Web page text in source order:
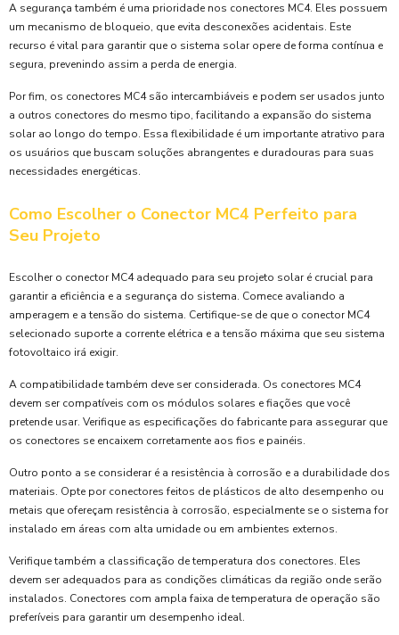
A segurança também é uma prioridade nos conectores MC4. Eles possuem
um mecanismo de bloqueio, que evita desconexões acidentais. Este
recurso é vital para garantir que o sistema solar opere de forma contínua e
segura, prevenindo assim a perda de energia.
Por fim, os conectores MC4 são intercambiáveis e podem ser usados junto
a outros conectores do mesmo tipo, facilitando a expansão do sistema
solar ao longo do tempo. Essa flexibilidade é um importante atrativo para
os usuários que buscam soluções abrangentes e duradouras para suas
necessidades energéticas.
Como Escolher o Conector MC4 Perfeito para
Seu Projeto
Escolher o conector MC4 adequado para seu projeto solar é crucial para
garantir a eficiência e a segurança do sistema. Comece avaliando a
amperagem e a tensão do sistema. Certifique-se de que o conector MC4
selecionado suporte a corrente elétrica e a tensão máxima que seu sistema
fotovoltaico irá exigir.
A compatibilidade também deve ser considerada. Os conectores MC4
devem ser compatíveis com os módulos solares e fiações que você
pretende usar. Verifique as especificações do fabricante para assegurar que
os conectores se encaixem corretamente aos fios e painéis.
Outro ponto a se considerar é a resistência à corrosão e a durabilidade dos
materiais. Opte por conectores feitos de plásticos de alto desempenho ou
metais que ofereçam resistência à corrosão, especialmente se o sistema for
instalado em áreas com alta umidade ou em ambientes externos.
Verifique também a classificação de temperatura dos conectores. Eles
devem ser adequados para as condições climáticas da região onde serão
instalados. Conectores com ampla faixa de temperatura de operação são
preferíveis para garantir um desempenho ideal.